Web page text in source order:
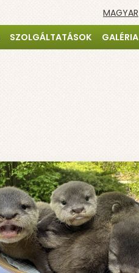
MAGYAR
SZOLGÁLTATÁSOK GALÉRIA